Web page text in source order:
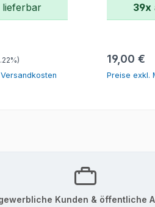
lieferbar 39x
Regulärer
19,00 €
Preise exkl.
Kunden & öffentliche